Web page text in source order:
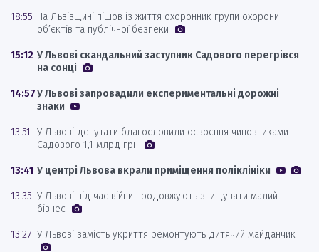
18:55 На Львівщині пішов із життя охоронник групи охорони
об’єктів та публічної безпеки
15:12 У Львові скандальний заступник Садового перегрівся
на сонці
14:57У Львові запровадили експериментальні дорожні
знаки
13:51
У Львові депутати благословили освоєння чиновниками
Садового 1,1 млрд грн
13:41 У центрі Львова вкрали приміщення поліклініки
13:35 У Львові під час війни продовжують знищувати малий
бізнес
13:27 У Львові замість укриття ремонтують дитячий майданчик